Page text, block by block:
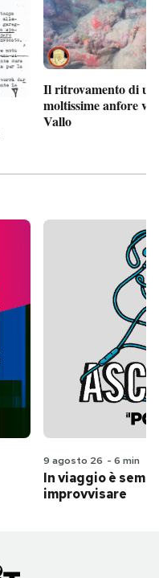
Il ritrovamento di
moltissime anfore
Vallo
9 agosto 26 - 6 min
In viaggio è
improvvisare